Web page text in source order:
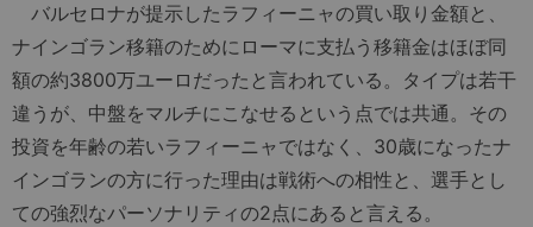
バルセロナが提示したラフィーニャの買い取り金額と、
ナインゴラン移籍のためにローマに支払う移籍金はほぼ同
額の約3800万ユーロだったと言われている。タイプは若干
違うが、中盤をマルチにこなせるという点では共通。その
投資を年齢の若いラフィーニャではなく、30歳になったナ
インゴランの方に行った理由は戦術への相性と、選手とし
ての強烈なパーソナリティの2点にあると言える。